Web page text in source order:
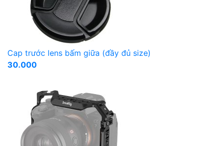
Cap trước lens bấm giữa (đầy đủ size)
30.000